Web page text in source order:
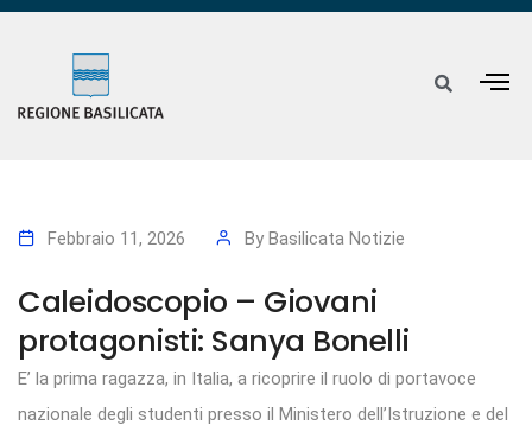
Febbraio 11, 2026 By Basilicata Notizie
Caleidoscopio – Giovani
protagonisti: Sanya Bonelli
E’ la prima ragazza, in Italia, a ricoprire il ruolo di portavoce
nazionale degli studenti presso il Ministero dell’Istruzione e del